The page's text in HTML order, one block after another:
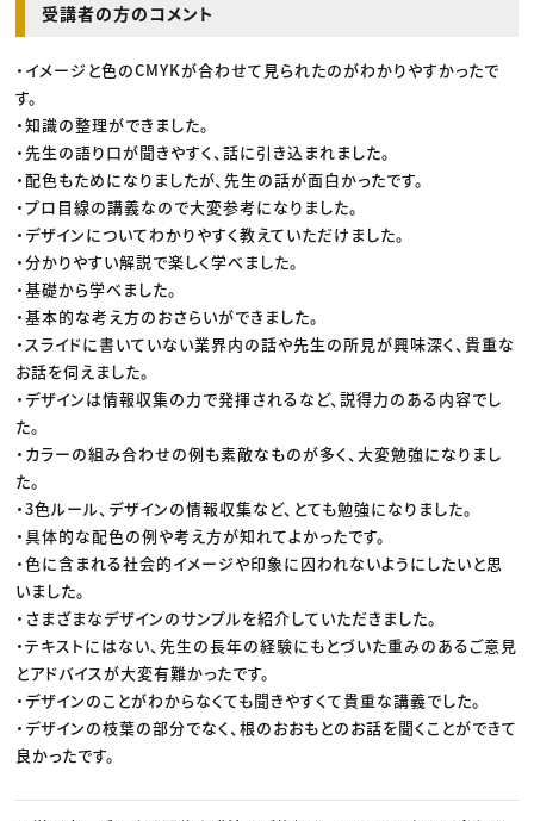
受講者の方のコメント
・イメージと色のCMYKが合わせて見られたのがわかりやすかったで
す。
・知識の整理ができました。
・先生の語り口が聞きやすく、話に引き込まれました。
・配色もためになりましたが、先生の話が面白かったです。
・プロ目線の講義なので大変参考になりました。
・デザインについてわかりやすく教えていただけました。
・分かりやすい解説で楽しく学べました。
・基礎から学べました。
・基本的な考え方のおさらいができました。
・スライドに書いていない業界内の話や先生の所見が興味深く、貴重な
お話を伺えました。
・デザインは情報収集の力で発揮されるなど、説得力のある内容でし
た。
・カラーの組み合わせの例も素敵なものが多く、大変勉強になりまし
た。
・3色ルール、デザインの情報収集など、とても勉強になりました。
・具体的な配色の例や考え方が知れてよかったです。
・色に含まれる社会的イメージや印象に囚われないようにしたいと思
いました。
・さまざまなデザインのサンプルを紹介していただきました。
・テキストにはない、先生の長年の経験にもとづいた重みのあるご意見
とアドバイスが大変有難かったです。
・デザインのことがわからなくても聞きやすくて貴重な講義でした。
・デザインの枝葉の部分でなく、根のおおもとのお話を聞くことができて
良かったです。